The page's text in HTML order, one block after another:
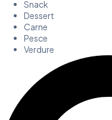
Snack
Dessert
Carne
Pesce
Verdure